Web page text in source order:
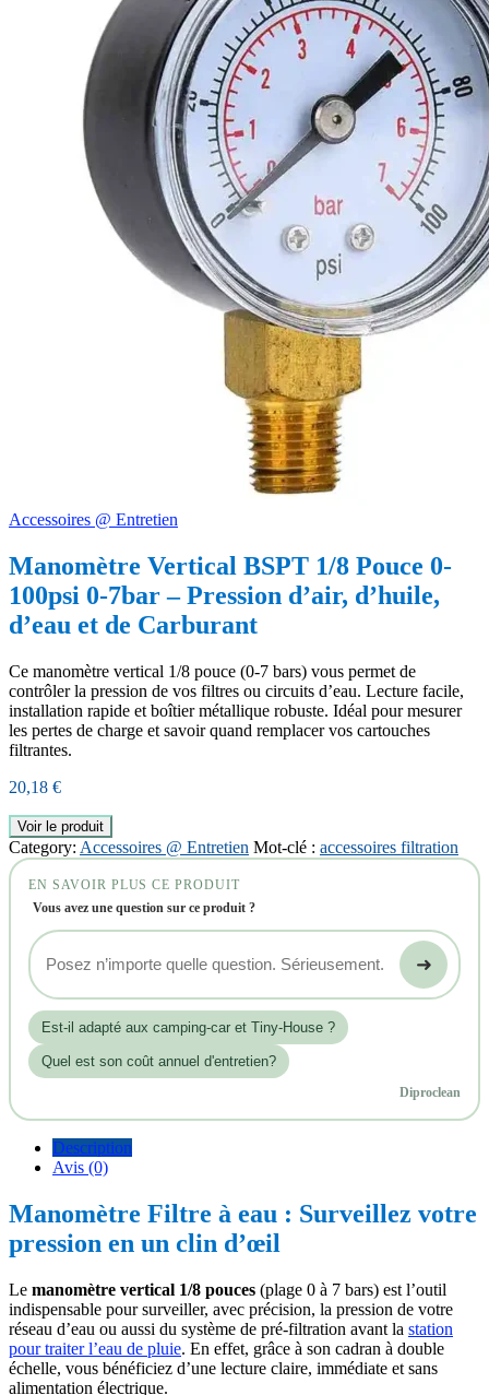
Accessoires @ Entretien
Manomètre Vertical BSPT 1/8 Pouce 0-
100psi 0-7bar – Pression d’air, d’huile,
d’eau et de Carburant
Ce manomètre vertical 1/8 pouce (0-7 bars) vous permet de
contrôler la pression de vos filtres ou circuits d’eau. Lecture facile,
installation rapide et boîtier métallique robuste. Idéal pour mesurer
les pertes de charge et savoir quand remplacer vos cartouches
filtrantes.
20,18 €
Voir le produit
Category: Accessoires @ Entretien Mot-clé : accessoires filtration
EN SAVOIR PLUS CE PRODUIT
Vous avez une question sur ce produit ?
➜
Est‑il adapté aux camping-car et Tiny-House ?
Quel est son coût annuel d'entretien?
Diproclean
Description
Avis (0)
Manomètre Filtre à eau : Surveillez votre
pression en un clin d’œil
Le manomètre vertical 1/8 pouces (plage 0 à 7 bars) est l’outil
indispensable pour surveiller, avec précision, la pression de votre
réseau d’eau ou aussi du système de pré-filtration avant la station
pour traiter l’eau de pluie. En effet, grâce à son cadran à double
échelle, vous bénéficiez d’une lecture claire, immédiate et sans
alimentation électrique.